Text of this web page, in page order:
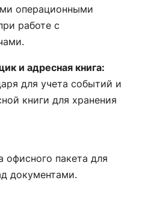
операционными
работе с
и адресная книга:
для учета событий и
книги для хранения
офисного пакета для
документами.